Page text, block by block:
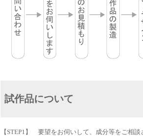
試作品について
【STEP1】 要望をお伺いして、成分等をご相談